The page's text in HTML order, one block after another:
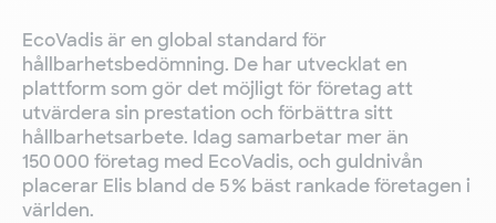
EcoVadis är en global standard för
hållbarhetsbedömning. De har utvecklat en
plattform som gör det möjligt för företag att
utvärdera sin prestation och förbättra sitt
hållbarhetsarbete. Idag samarbetar mer än
150 000 företag med EcoVadis, och guldnivån
placerar Elis bland de 5 % bäst rankade företagen i
världen.